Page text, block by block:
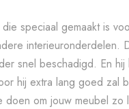
speciaal gemaakt is
interieuronderdelen.
snel beschadigd. En
hij extra lang goed zal
om jouw meubel zo